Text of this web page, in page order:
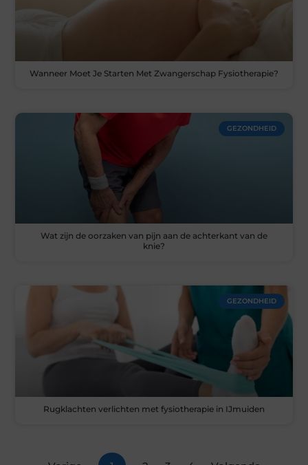
Wanneer Moet Je Starten Met Zwangerschap Fysiotherapie?
GEZONDHEID
Wat zijn de oorzaken van pijn aan de achterkant van de
knie?
GEZONDHEID
Rugklachten verlichten met fysiotherapie in IJmuiden